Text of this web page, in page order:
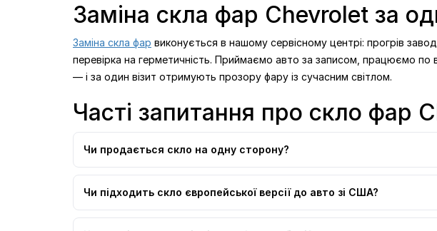
Заміна скла фар Chevrolet за
Заміна скла фар виконується в нашому сервісному центрі: прогрів
перевірка на герметичність. Приймаємо авто за записом, працюємо по
— і за один візит отримують прозору фару із сучасним світлом.
Часті запитання про скло фар
Чи продається скло на одну сторону?
Чи підходить скло європейської версії до авто зі США?